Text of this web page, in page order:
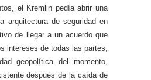
el Kremlin pedía abrir una
arquitectura de seguridad en
de llegar a un acuerdo que
intereses de todas las partes,
geopolítica del momento,
después de la caída de